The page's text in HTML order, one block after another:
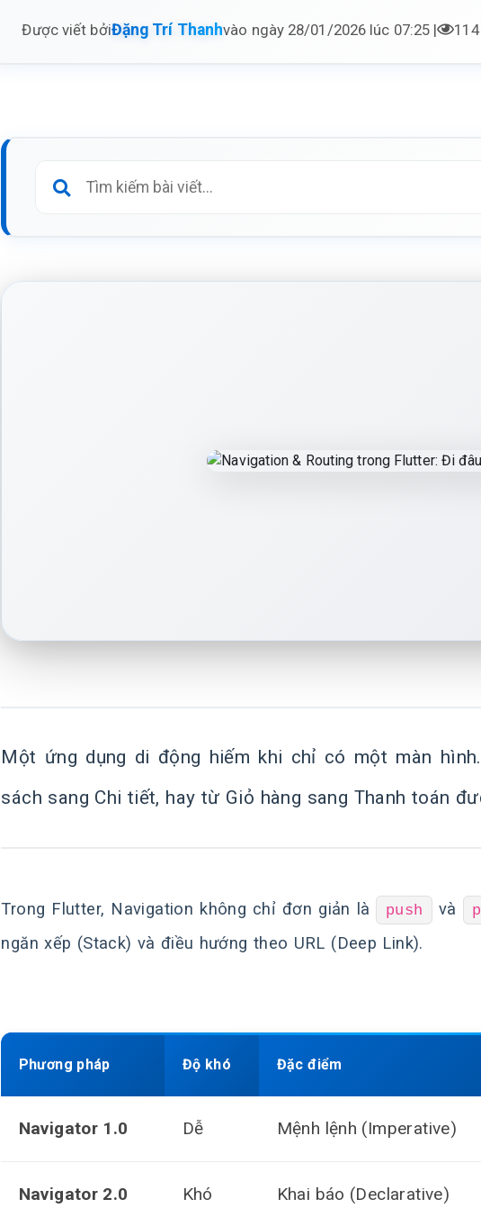
Được viết bởiĐặng Trí Thanhvào ngày 28/01/2026 lúc 07:25 |
Một ứng dụng di động hiếm khi chỉ có một màn
sách sang Chi tiết, hay từ Giỏ hàng sang Thanh toán
Trong Flutter, Navigation không chỉ đơn giản là push và
ngăn xếp (Stack) và điều hướng theo URL (Deep Link).
Phương pháp Độ khó Đặc điểm
Navigator 1.0 Dễ Mệnh lệnh (Imperative)
Navigator 2.0 Khó Khai báo (Declarative)